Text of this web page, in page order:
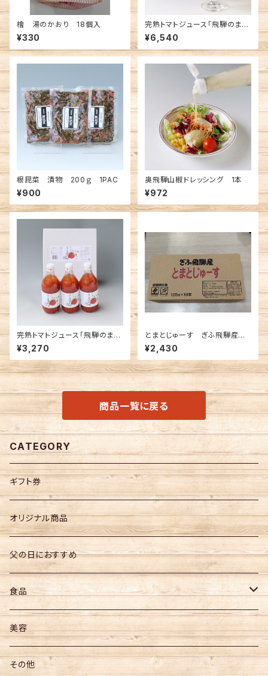
檜 湯のかおり 18個入
¥330
完熟トマトジュース「飛騨のまほ
ろば」500ml 12本入
¥6,540
根昆菜 漬物 200ｇ 1PAC
¥900
奥飛騨山椒ドレッシング 1本
¥972
完熟トマトジュース「飛騨のまほ
ろば」500ml 6本入
¥3,270
とまとじゅーす ぎふ飛騨産 1
25g ３Ｐ×6 1箱
¥2,430
商品一覧に戻る
CATEGORY
ギフト券
オリジナル商品
父の日におすすめ
食品
お菓子
飲料
美容
その他